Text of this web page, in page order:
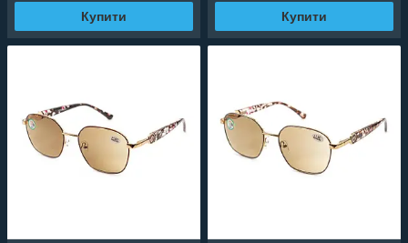
Купити Купити